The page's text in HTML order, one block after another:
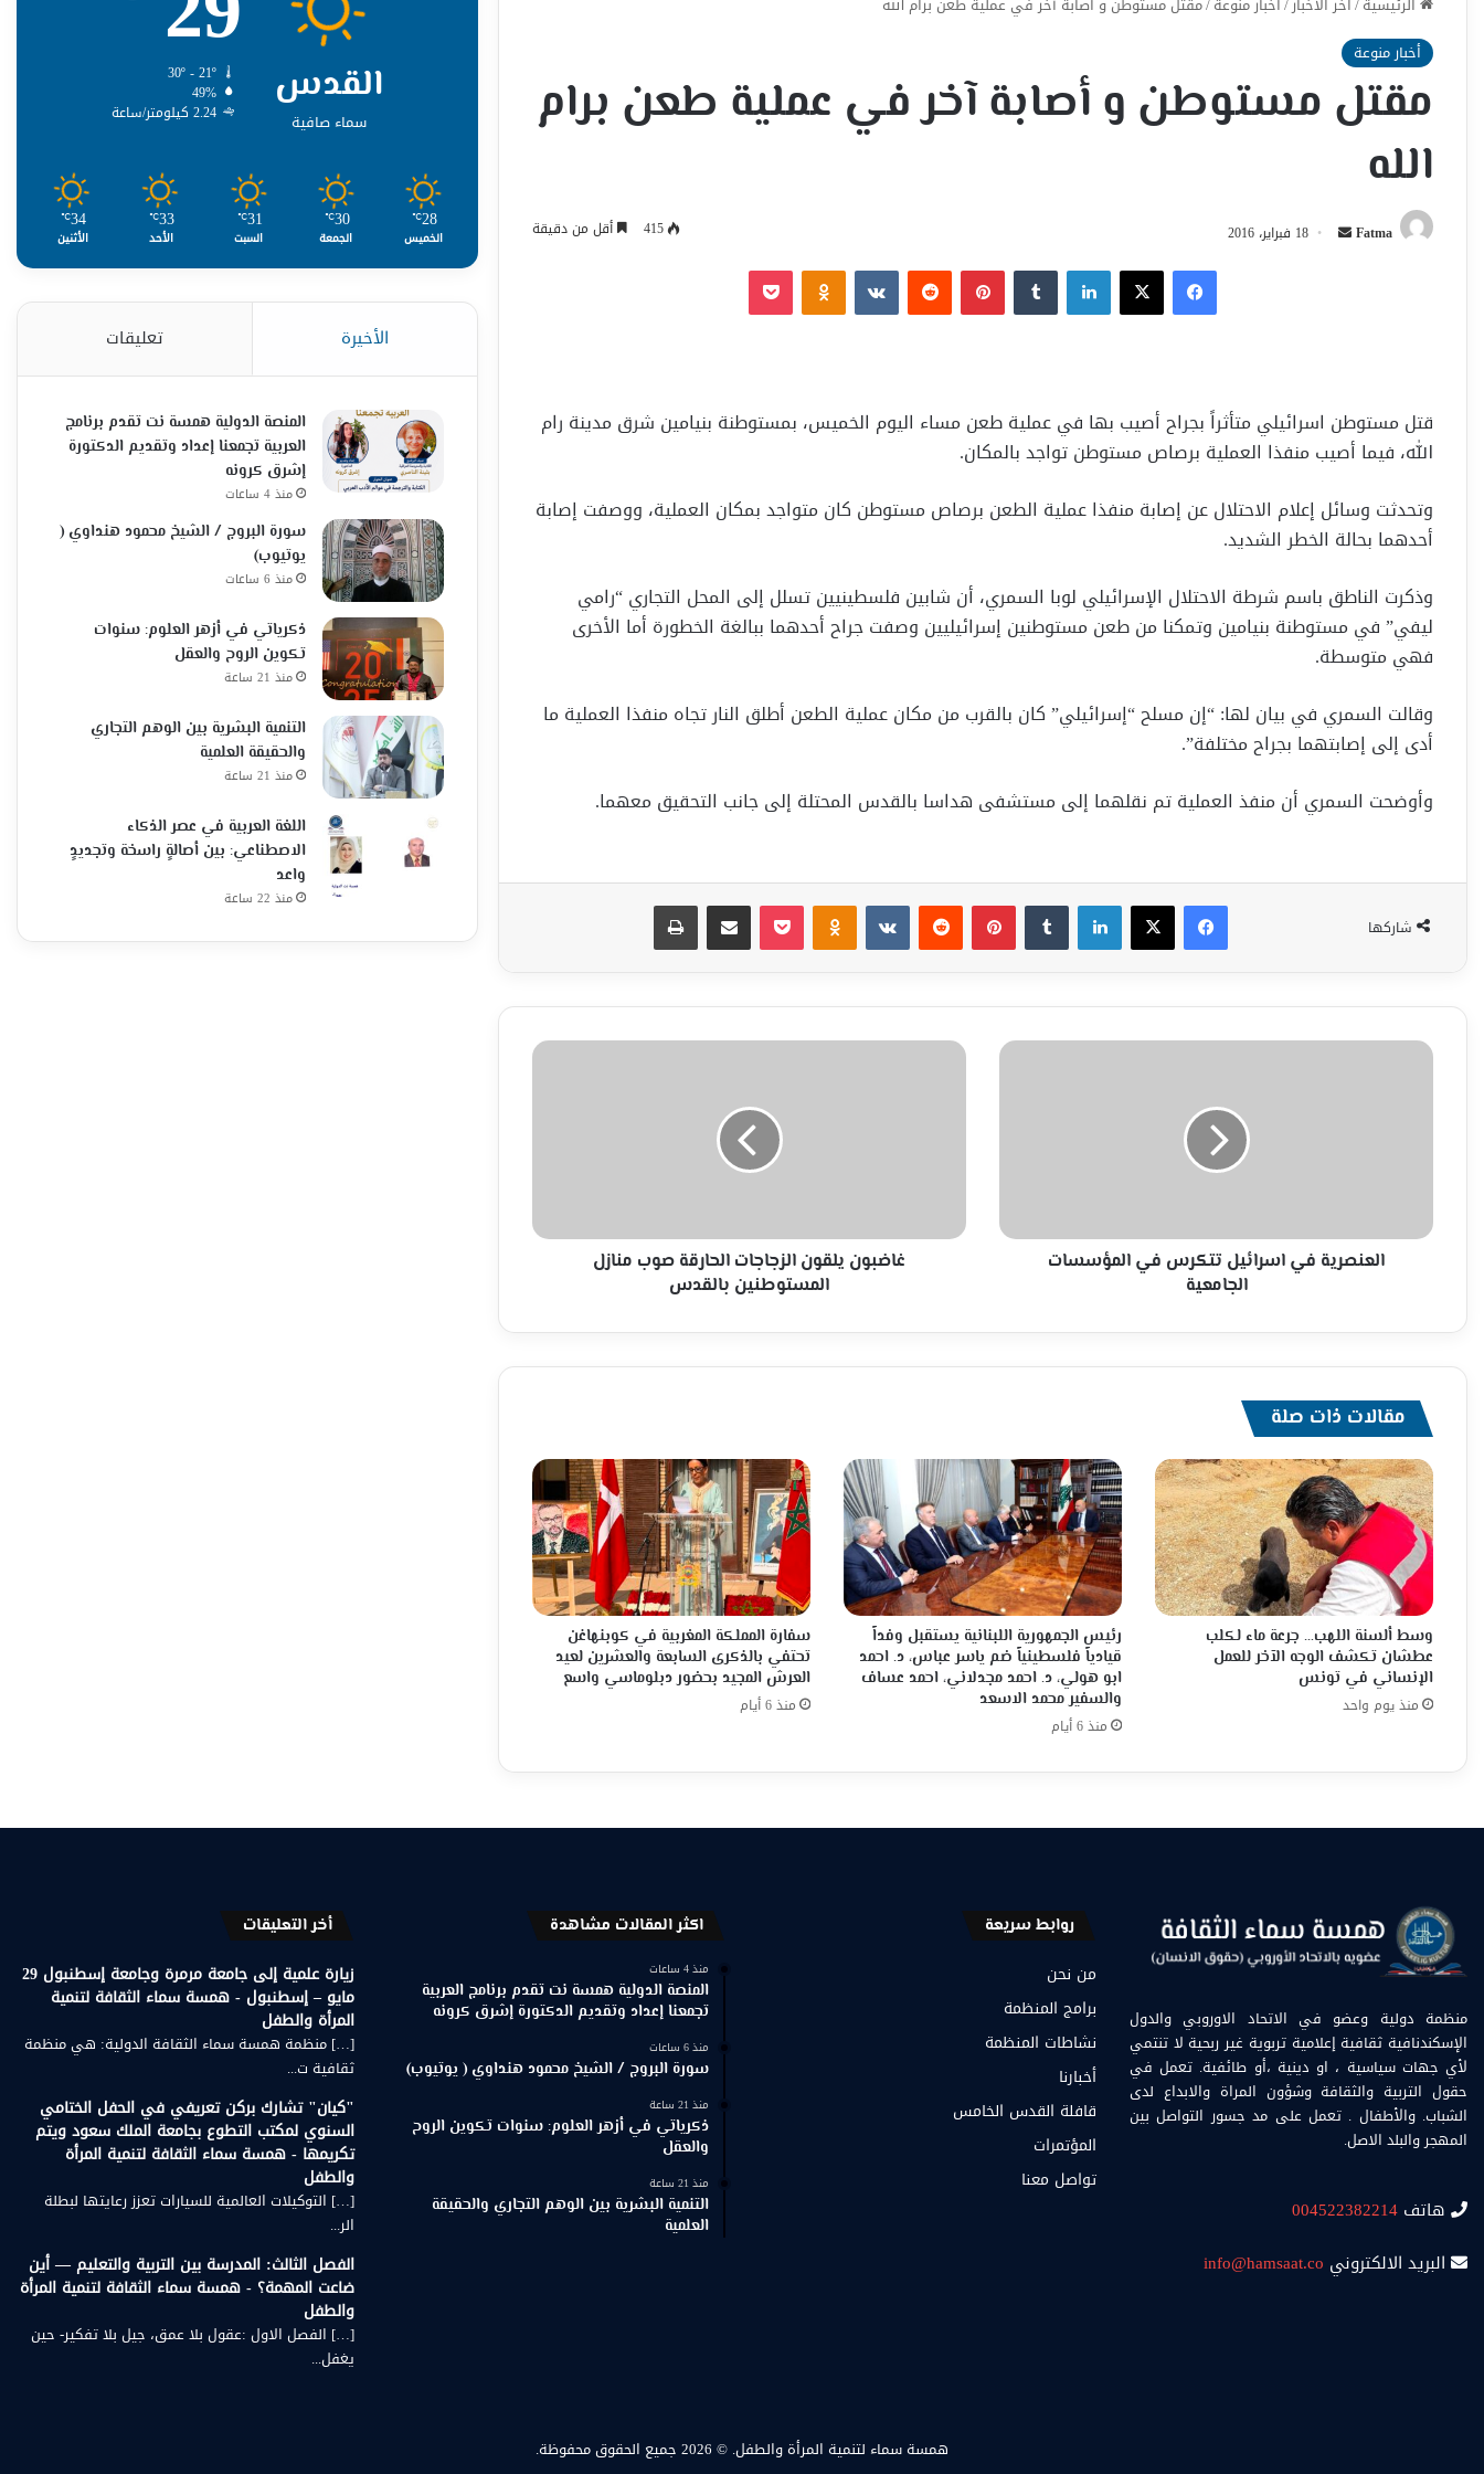
أخبار منوعة
مقتل مستوطن و أصابة آخر في عملية طعن برام
الله
Fatma
أرسل 18 فبراير، 2016 415 أقل من دقيقة
فيسبوك‫X لينكدإن بينتيريست Odnoklassniki
‫Pocket
قتل مستوطن اسرائيلي متأثراً بجراح أصيب بها في عملية طعن مساء اليوم الخميس، بمستوطنة بنيامين شرق مدينة رام
الله، فيما أصيب منفذا العملية برصاص مستوطن تواجد بالمكان.
وتحدثت وسائل إعلام الاحتلال عن إصابة منفذا عملية الطعن برصاص مستوطن كان متواجد بمكان العملية، ووصفت إصابة
أحدهما بحالة الخطر الشديد.
وذكرت الناطق باسم شرطة الاحتلال الإسرائيلي لوبا السمري، أن شابين فلسطينيين تسلل إلى المحل التجاري “رامي
ليفي” في مستوطنة بنيامين وتمكنا من طعن مستوطنين إسرائيليين وصفت جراح أحدهما ببالغة الخطورة أما الأخرى
فهي متوسطة.
وقالت السمري في بيان لها: “إن مسلح “إسرائيلي” كان بالقرب من مكان عملية الطعن أطلق النار تجاه منفذا العملية ما
أدى إلى إصابتهما بجراح مختلفة”.
وأوضحت السمري أن منفذ العملية تم نقلهما إلى مستشفى هداسا بالقدس المحتلة إلى جانب التحقيق معهما.
شاركها
فيسبوك‫X لينكدإن بينتيريست Odnoklassniki
‫Pocket مشاركة عبر البريد طباعة
العنصرية
العنصرية في اسرائيل تتكرس في المؤسسات
الجامعية
غاضبون
غاضبون يلقون الزجاجات الحارقة صوب منازل
المستوطنين بالقدس
مقالات ذات صلة
وسط ألسنة اللهب… جرعة ماء لكلب
عطشان تكشف الوجه الآخر للعمل
الإنساني في تونس
منذ يوم واحد
رئيس الجمهورية اللبنانية يستقبل وفداً
قيادياً فلسطينياً ضم ياسر عباس، د. احمد
ابو هولي، د. احمد مجدلاني، احمد عساف
والسفير محمد الاسعد
منذ 6 أيام
سفارة المملكة المغربية في كوبنهاغن
تحتفي بالذكرى السابعة والعشرين لعيد
العرش المجيد بحضور دبلوماسي واسع
منذ 6 أيام
القدس
سماء صافية
30º - 21º
49%
2.24 كيلومتر/ساعة
28
℃
الخميس
30
℃
الجمعة
31
℃
السبت
33
℃
الأحد
34
℃
الأثنين
الأخيرة تعليقات
المنصة الدولية همسة نت تقدم برنامج
العربية تجمعنا إعداد وتقديم الدكتورة
إشرق كرونه
منذ 4 ساعات
سورة البروج / الشيخ محمود هنداوي (
يوتيوب)
منذ 6 ساعات
ذكرياتي في أزهر العلوم: سنوات
تكوين الروح والعقل
منذ 21 ساعة
التنمية البشرية بين الوهم التجاري
والحقيقة العلمية
منذ 21 ساعة
اللغة العربية في عصر الذكاء
الاصطناعي: بين أصالةٍ راسخة وتجديدٍ
واعد
منذ 22 ساعة
منظمة دولية وعضو في الاتحاد الاوروبي والدول
الإسكندنافية ثقافية إعلامية تربوية غير ربحية لا تنتمي
لأي جهات سياسية ، او دينية ،أو طائفية. تعمل في
حقول التربية والثقافة وشؤون المراة والابداع لدى
الشباب. والأطفال . تعمل على مد جسور التواصل بين
المهجر والبلد الاصل.
هاتف 004522382214
البريد الالكتروني info@hamsaat.co
روابط سريعة
من نحن
برامج المنظمة
نشاطات المنظمة
أخبارنا
قافلة القدس الخامس
المؤتمرات
تواصل معنا
اكثر المقالات مشاهدة
منذ 4 ساعات
المنصة الدولية همسة نت تقدم برنامج العربية
تجمعنا إعداد وتقديم الدكتورة إشرق كرونه
منذ 6 ساعات
سورة البروج / الشيخ محمود هنداوي ( يوتيوب)
منذ 21 ساعة
ذكرياتي في أزهر العلوم: سنوات تكوين الروح
والعقل
منذ 21 ساعة
التنمية البشرية بين الوهم التجاري والحقيقة
العلمية
أخر التعليقات
زيارة علمية إلى جامعة مرمرة وجامعة إسطنبول 29
مايو – إسطنبول - همسة سماء الثقافة لتنمية
المرأة والطفل
[…] منظمة همسة سماء الثقافة الدولية: هي منظمة
ثقافية ت...
"كيان" تشارك بركن تعريفي في الحفل الختامي
السنوي لمكتب التطوع بجامعة الملك سعود ويتم
تكريمها - همسة سماء الثقافة لتنمية المرأة
والطفل
[…] التوكيلات العالمية للسيارات تعزز رعايتها لبطلة
الر...
الفصل الثالث: المدرسة بين التربية والتعليم — أين
ضاعت المهمة؟ - همسة سماء الثقافة لتنمية المرأة
والطفل
[…] الفصل الاول :عقول بلا عمق، جيل بلا تفكير- حين
يغفل...
همسة سماء لتنمية المرأة والطفل. © 2026 جميع الحقوق محفوظة.